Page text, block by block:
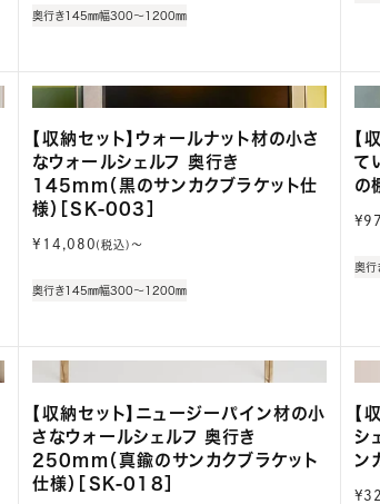
格
奥行き145㎜幅300～1200㎜
【収納セット】ウォールナット材の小さ
なウォールシェルフ 奥行き
145mm（黒のサンカクブラケット仕
様）［SK-003］
通
格
¥14,080 (税込)〜
奥行き145㎜幅300～1200㎜
【
て
の
通
格
奥
【収納セット】ニュージーパイン材の小
さなウォールシェルフ 奥行き
250mm（真鍮のサンカクブラケット
仕様）［SK-018］
【
シ
ン
通